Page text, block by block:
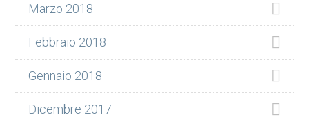
Marzo 2018
Febbraio 2018
Gennaio 2018
Dicembre 2017